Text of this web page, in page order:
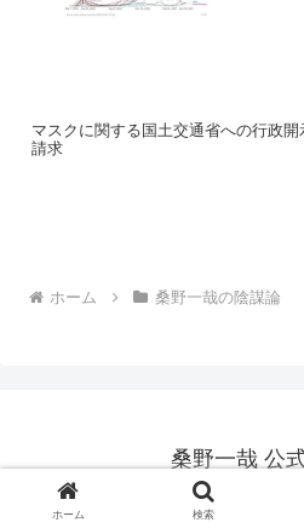
マスクに関する国土交通省への行政開
請求
ホーム 桑野一哉の陰謀論
桑野一哉 公
Copyright © 2012-2026 桑野一哉 公
ホーム 検索